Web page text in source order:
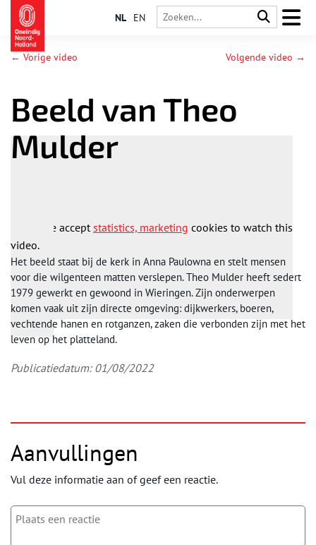
NL EN
← Vorige video Volgende video →
Beeld van Theo
Mulder
Please acceptstatistics, marketing cookies to watch this
video.
Het beeld staat bij de kerk in Anna Paulowna en stelt mensen
voor die wilgenteen matten verslepen. Theo Mulder heeft sedert
1979 gewerkt en gewoond in Wieringen. Zijn onderwerpen
komen vaak uit zijn directe omgeving: dijkwerkers, boeren,
vechtende hanen en rotganzen, zaken die verbonden zijn met het
leven op het platteland.
Publicatiedatum: 01/08/2022
Aanvullingen
Vul deze informatie aan of geef een reactie.